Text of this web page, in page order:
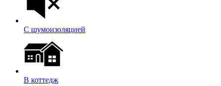
С шумоизоляцией
В коттедж